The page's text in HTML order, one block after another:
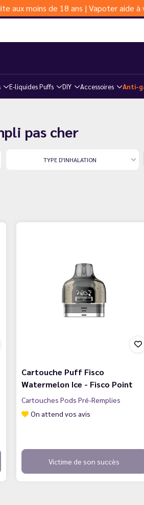
moins de 18 ans | Vapoter aide
E-liquides Puffs DIY Accessoires Anti-
pas cher
TYPE D'INHALATION
Cartouche Puff Fisco
Watermelon Ice - Fisco Point
Cartouches Pods Pré-Remplies
On attend vos avis
Victime de son succès